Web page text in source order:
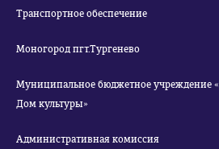
Транспортное обеспечение
Моногород пгт.Тургенево
Муниципальное бюджетное учреждение «Ардатовский районный
Дом культуры»
Административная комиссия